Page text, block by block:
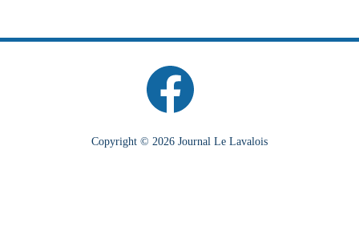
Copyright © 2026 Journal Le Lavalois